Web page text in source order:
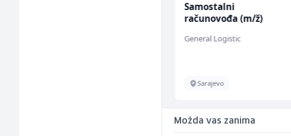
Samostalni
računovođa (m/ž)
General Logistic
Sarajevo
Možda vas zanima